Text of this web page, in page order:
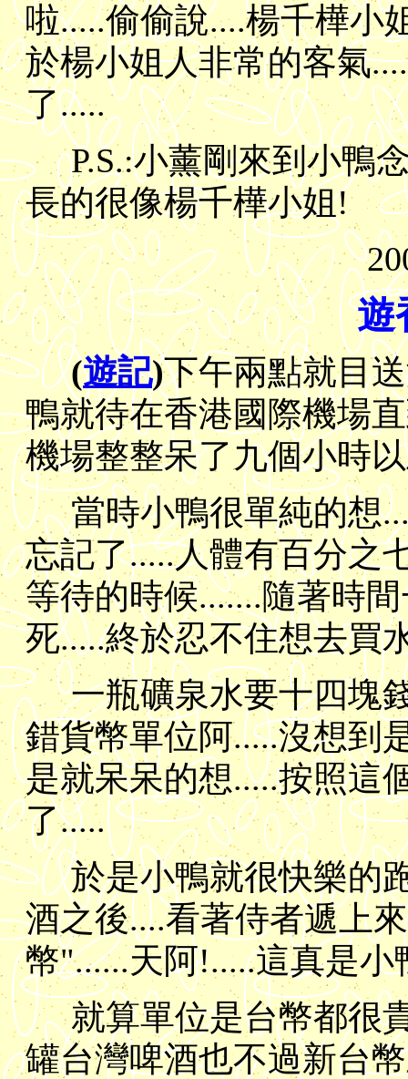
啦.....偷偷說....楊千樺小
於楊小姐人非常的客氣
了.....
P.S.:小薰剛來到小鴨
長的很像楊千樺小姐!
遊
(遊記)下午兩點就目
鴨就待在香港國際機場
機場整整呆了九個小時
當時小鴨很單純的想
忘記了.....人體有百分之
等待的時候.......隨著時
死.....終於忍不住想去買
一瓶礦泉水要十四塊
錯貨幣單位阿.....沒想到
是就呆呆的想.....按照這
了.....
於是小鴨就很快樂的
酒之後....看著侍者遞上
幣"......天阿!.....這真是
就算單位是台幣都很
罐台灣啤酒也不過新台